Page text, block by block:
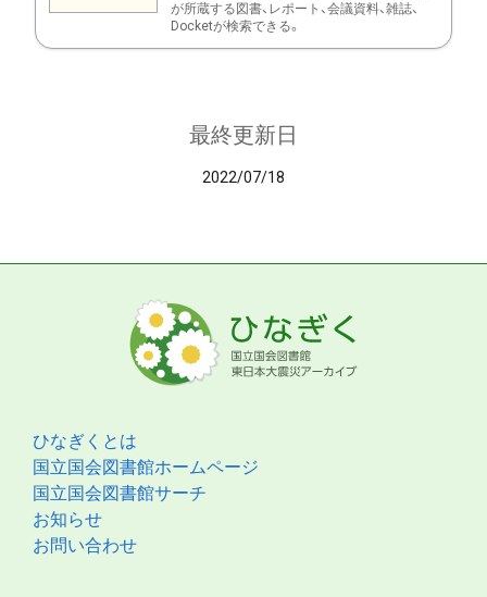
が所蔵する図書、レポート、会議資料、雑誌、
Docketが検索できる。
最終更新日
2022/07/18
ひなぎくとは
国立国会図書館ホームページ
国立国会図書館サーチ
お知らせ
お問い合わせ